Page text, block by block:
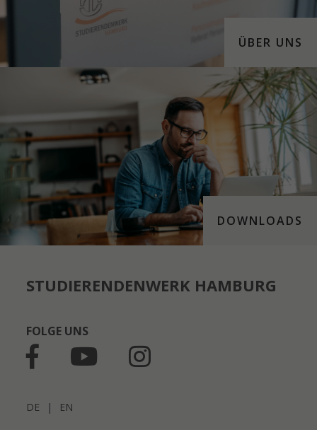
ÜBER UNS
DOWNLOADS
STUDIERENDENWERK HAMBURG
FOLGE UNS
DE | EN